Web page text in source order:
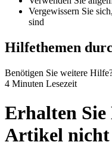
Vergewissern Sie
sind
Hilfethemen
Benötigen Sie weitere
4 Minuten Lesezeit
Erhalten
Artikel nicht